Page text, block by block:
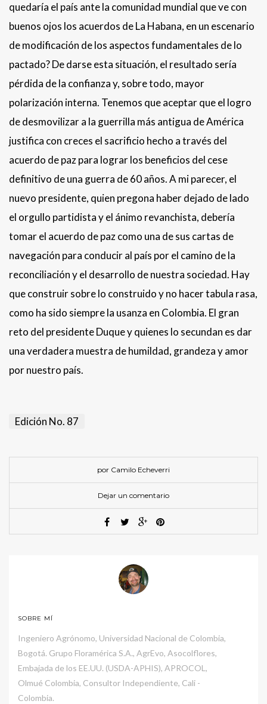
quedaría el país ante la comunidad mundial que ve con
buenos ojos los acuerdos de La Habana, en un escenario
de modificación de los aspectos fundamentales de lo
pactado? De darse esta situación, el resultado sería
pérdida de la confianza y, sobre todo, mayor
polarización interna. Tenemos que aceptar que el logro
de desmovilizar a la guerrilla más antigua de América
justifica con creces el sacrificio hecho a través del
acuerdo de paz para lograr los beneficios del cese
definitivo de una guerra de 60 años. A mi parecer, el
nuevo presidente, quien pregona haber dejado de lado
el orgullo partidista y el ánimo revanchista, debería
tomar el acuerdo de paz como una de sus cartas de
navegación para conducir al país por el camino de la
reconciliación y el desarrollo de nuestra sociedad. Hay
que construir sobre lo construido y no hacer tabula rasa,
como ha sido siempre la usanza en Colombia. El gran
reto del presidente Duque y quienes lo secundan es dar
una verdadera muestra de humildad, grandeza y amor
por nuestro país.
Edición No. 87
por Camilo Echeverri
Dejar un comentario
SOBRE MÍ
Ingeniero Agrónomo, Universidad Nacional de Colombia,
Bogotá. Grupo Floramérica S.A., AgrEvo, Asocolflores,
Embajada de los EE.UU. (USDA-APHIS), APROCOL,
Olmué Colombia, Consultor Independiente, Cali -
Colombia.